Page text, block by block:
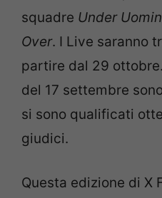
squadre Under
Over. I Live saranno
partire dal 29
del 17 settembre
si sono qualificati
giudici.
Questa edizione di X